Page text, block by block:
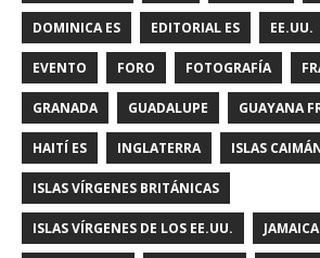
DOMINICA ES EDITORIAL ES EE.UU.
EVENTO FORO FOTOGRAFÍA
GRANADA GUADALUPE GUAYANA
HAITÍ ES INGLATERRA ISLAS
ISLAS VÍRGENES BRITÁNICAS
ISLAS VÍRGENES DE LOS EE.UU.